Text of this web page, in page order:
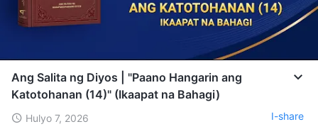
Ang Salita ng Diyos | "Paano Hangarin ang
Katotohanan (14)" (Ikaapat na Bahagi)
Hulyo 7, 2026 I-share